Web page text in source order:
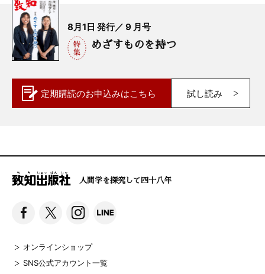
8月1日 発行／ 9 月号
めざすものを持つ
定期購読のお申込みはこちら 試し読み
人間学を探究して四十八年
オンラインショップ
SNS公式アカウント一覧